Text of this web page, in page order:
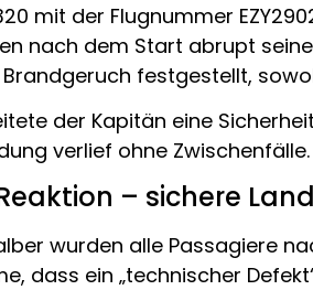
mit der Flugnummer
nach dem Start abrupt
festgestellt,
der Kapitän eine
verlief ohne Zwischenfälle.
– sichere
wurden alle Passagiere
dass ein „technischer